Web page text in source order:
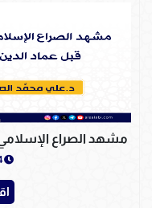
مشهد الصراع
2025-08-04